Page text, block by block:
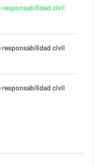
responsabilidad civil
responsabilidad civil
responsabilidad civil